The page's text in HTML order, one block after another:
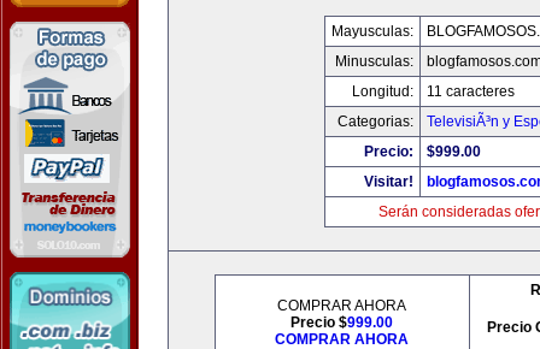
Mayusculas:
Minusculas:
Longitud:
11 caracteres
Categorias:
TelevisiÃ³n y
Precio:
$999.00
Visitar!
Serán consideradas
COMPRAR AHORA
Precio $999.00
COMPRAR AHORA
Precio